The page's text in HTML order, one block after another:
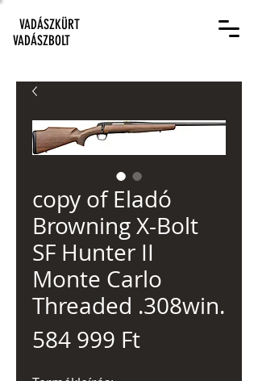
VADÁSZKÜRT
VADÁSZBOLT
copy of Eladó
Browning X-Bolt
SF Hunter II
Monte Carlo
Threaded .308win.
584 999 FtÁr